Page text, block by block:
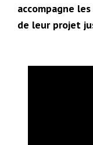
accompagne
de leur projet